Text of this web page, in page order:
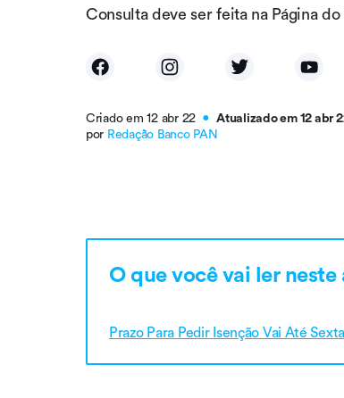
Consulta deve ser feita na Página
Criado em 12 abr 22 ● Atualizado em 12 abr
por Redação Banco PAN
O que você vai ler
Prazo Para Pedir Isenção Vai Até